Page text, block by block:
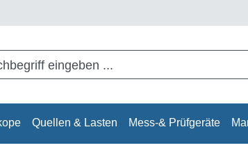
Quellen & Lasten Mess-& Prüfgeräte